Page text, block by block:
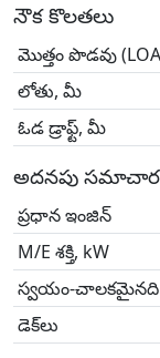
నౌక కొలతలు
మొత్తం పొడవు
లోతు, మీ
ఓడ డ్రాఫ్ట్, మీ
అదనపు
ప్రధాన ఇంజిన్
M/E శక్తి, kW
స్వయం-చాలకమైనది
డెక్‌లు